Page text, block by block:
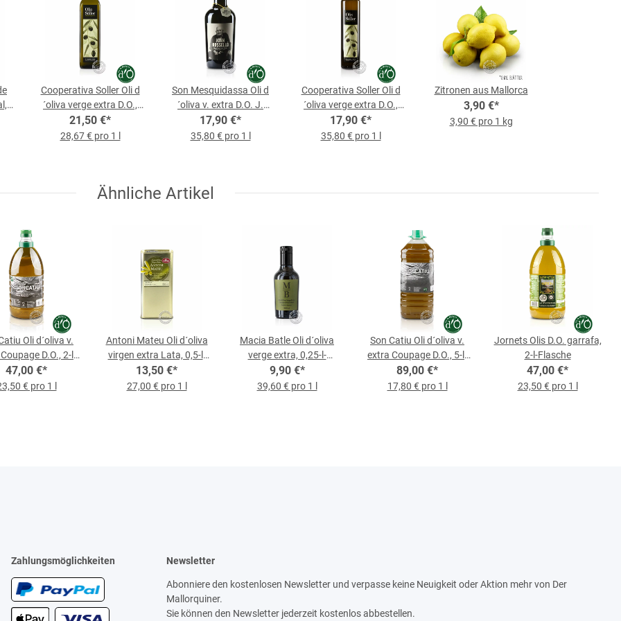
Cooperativa Soller Oli d
´oliva verge extra D.O.,
0,75-l-Flasche
21,50 €*
28,67 € pro 1 l
Son Mesquidassa Oli d
´oliva v. extra D.O. J.
Rosselló, 0,5-l-Flasche
17,90 €*
35,80 € pro 1 l
Cooperativa Soller Oli d
´oliva verge extra D.O.,
0,5-l-Flasche
17,90 €*
35,80 € pro 1 l
Zitronen aus Mallorca
3,90 €*
3,90 € pro 1 kg
Ähnliche Artikel
Oli d´oliva v.
D.O., 2-l-
Flasche
47,00 €*
€ pro 1 l
Antoni Mateu Oli d´oliva
virgen extra Lata, 0,5-l-
Dose
13,50 €*
27,00 € pro 1 l
Macia Batle Oli d´oliva
verge extra, 0,25-l-
Flasche
9,90 €*
39,60 € pro 1 l
Son Catiu Oli d´oliva v.
extra Coupage D.O., 5-l-
Flasche
89,00 €*
17,80 € pro 1 l
Jornets Olis D.O. garrafa,
2-l-Flasche
47,00 €*
23,50 € pro 1 l
Zahlungsmöglichkeiten Newsletter
Abonniere den kostenlosen Newsletter und verpasse keine Neuigkeit oder Aktion mehr von Der
Mallorquiner.
Sie können den Newsletter jederzeit kostenlos abbestellen.